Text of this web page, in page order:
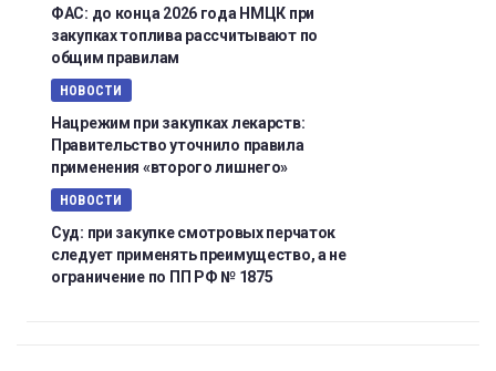
ФАС: до конца 2026 года НМЦК при
закупках топлива рассчитывают по
общим правилам
НОВОСТИ
Нацрежим при закупках лекарств:
Правительство уточнило правила
применения «второго лишнего»
НОВОСТИ
Суд: при закупке смотровых перчаток
следует применять преимущество, а не
ограничение по ПП РФ № 1875